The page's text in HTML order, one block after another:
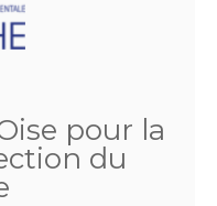
pour la
du